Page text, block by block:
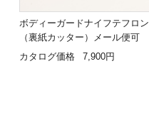
ボディーガードナイフテフロン
（裏紙カッター）メール便可
カタログ価格
7,900円